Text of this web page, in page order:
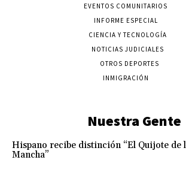
EVENTOS COMUNITARIOS
INFORME ESPECIAL
CIENCIA Y TECNOLOGÍA
NOTICIAS JUDICIALES
OTROS DEPORTES
INMIGRACIÓN
Nuestra Gente
Hispano recibe distinción “El Quijote de
Mancha”